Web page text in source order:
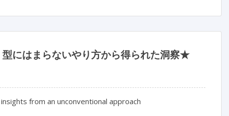
にはまらないやり方から得られた洞察★
from an unconventional approach